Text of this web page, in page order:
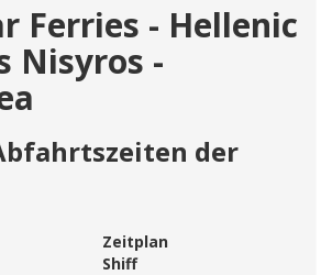
Ferries - Hellenic
Nisyros -
der
Zeitplan
Shiff